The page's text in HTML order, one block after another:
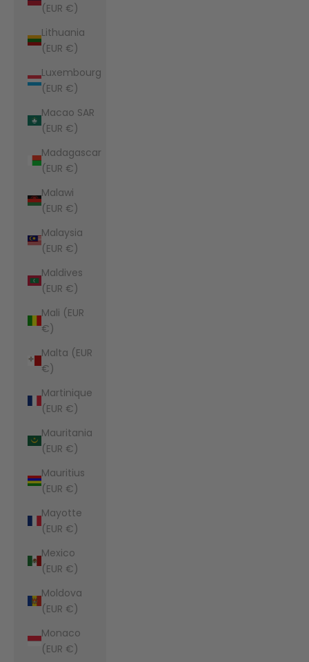
(EUR €)
Lithuania
(EUR €)
Luxembourg
(EUR €)
Macao SAR
(EUR €)
Madagascar
(EUR €)
Malawi
(EUR €)
Malaysia
(EUR €)
Maldives
(EUR €)
Mali (EUR
€)
Malta (EUR
€)
Martinique
(EUR €)
Mauritania
(EUR €)
Mauritius
(EUR €)
Mayotte
(EUR €)
Mexico
(EUR €)
Moldova
(EUR €)
Monaco
(EUR €)